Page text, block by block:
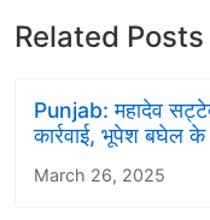
Related Posts
Punjab: महादेव
कार्रवाई, भूपेश बघेल
March 26, 2025